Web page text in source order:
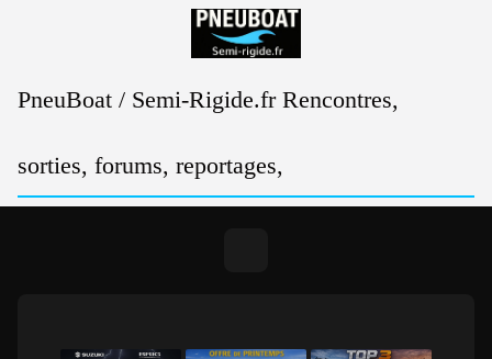
PneuBoat / Semi-Rigide.fr Rencontres,
sorties, forums, reportages,